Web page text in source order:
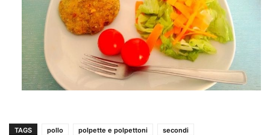
TAGS pollo polpette e polpettoni
secondi